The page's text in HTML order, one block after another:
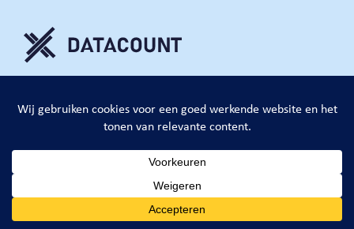
DataCount B.V.
privacy policy
algemene voorwaarden